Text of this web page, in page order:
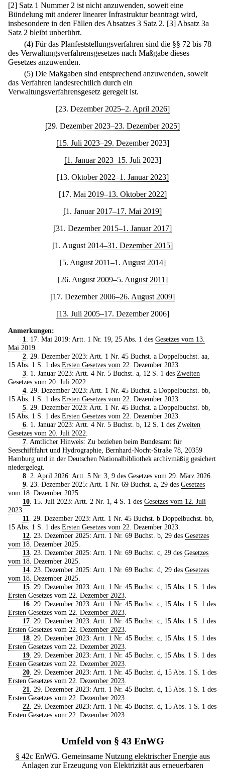
[2] Satz 1 Nummer 2 ist nicht anzuwenden, soweit eine
Bündelung mit anderer linearer Infrastruktur beantragt wird,
insbesondere in den Fällen des Absatzes 3 Satz 2. [3] Absatz 3a
Satz 2 bleibt unberührt.
(4) Für das Planfeststellungsverfahren sind die §§ 72 bis 78
des Verwaltungsverfahrensgesetzes nach Maßgabe dieses
Gesetzes anzuwenden.
(5) Die Maßgaben sind entsprechend anzuwenden, soweit
das Verfahren landesrechtlich durch ein
Verwaltungsverfahrensgesetz geregelt ist.
[23. Dezember 2025–2. April 2026]
[29. Dezember 2023–23. Dezember 2025]
[15. Juli 2023–29. Dezember 2023]
[1. Januar 2023–15. Juli 2023]
[13. Oktober 2022–1. Januar 2023]
[17. Mai 2019–13. Oktober 2022]
[1. Januar 2017–17. Mai 2019]
[31. Dezember 2015–1. Januar 2017]
[1. August 2014–31. Dezember 2015]
[5. August 2011–1. August 2014]
[26. August 2009–5. August 2011]
[17. Dezember 2006–26. August 2009]
[13. Juli 2005–17. Dezember 2006]
Anmerkungen:
1. 17. Mai 2019: Artt. 1 Nr. 19, 25 Abs. 1 des Gesetzes vom 13.
Mai 2019.
2. 29. Dezember 2023: Artt. 1 Nr. 45 Buchst. a Doppelbuchst. aa,
15 Abs. 1 S. 1 des Ersten Gesetzes vom 22. Dezember 2023.
3. 1. Januar 2023: Artt. 4 Nr. 5 Buchst. a, 12 S. 1 des Zweiten
Gesetzes vom 20. Juli 2022.
4. 29. Dezember 2023: Artt. 1 Nr. 45 Buchst. a Doppelbuchst. bb,
15 Abs. 1 S. 1 des Ersten Gesetzes vom 22. Dezember 2023.
5. 29. Dezember 2023: Artt. 1 Nr. 45 Buchst. a Doppelbuchst. bb,
15 Abs. 1 S. 1 des Ersten Gesetzes vom 22. Dezember 2023.
6. 1. Januar 2023: Artt. 4 Nr. 5 Buchst. b, 12 S. 1 des Zweiten
Gesetzes vom 20. Juli 2022.
7. Amtlicher Hinweis: Zu beziehen beim Bundesamt für
Seeschifffahrt und Hydrographie, Bernhard-Nocht-Straße 78, 20359
Hamburg und in der Deutschen Nationalbibliothek archivmäßig gesichert
niedergelegt.
8. 2. April 2026: Artt. 5 Nr. 3, 9 des Gesetzes vom 29. März 2026.
9. 23. Dezember 2025: Artt. 1 Nr. 69 Buchst. a, 29 des Gesetzes
vom 18. Dezember 2025.
10. 15. Juli 2023: Artt. 2 Nr. 1, 4 S. 1 des Gesetzes vom 12. Juli
2023.
11. 29. Dezember 2023: Artt. 1 Nr. 45 Buchst. b Doppelbuchst. bb,
15 Abs. 1 S. 1 des Ersten Gesetzes vom 22. Dezember 2023.
12. 23. Dezember 2025: Artt. 1 Nr. 69 Buchst. b, 29 des Gesetzes
vom 18. Dezember 2025.
13. 23. Dezember 2025: Artt. 1 Nr. 69 Buchst. c, 29 des Gesetzes
vom 18. Dezember 2025.
14. 23. Dezember 2025: Artt. 1 Nr. 69 Buchst. d, 29 des Gesetzes
vom 18. Dezember 2025.
15. 29. Dezember 2023: Artt. 1 Nr. 45 Buchst. c, 15 Abs. 1 S. 1 des
Ersten Gesetzes vom 22. Dezember 2023.
16. 29. Dezember 2023: Artt. 1 Nr. 45 Buchst. c, 15 Abs. 1 S. 1 des
Ersten Gesetzes vom 22. Dezember 2023.
17. 29. Dezember 2023: Artt. 1 Nr. 45 Buchst. c, 15 Abs. 1 S. 1 des
Ersten Gesetzes vom 22. Dezember 2023.
18. 29. Dezember 2023: Artt. 1 Nr. 45 Buchst. c, 15 Abs. 1 S. 1 des
Ersten Gesetzes vom 22. Dezember 2023.
19. 29. Dezember 2023: Artt. 1 Nr. 45 Buchst. c, 15 Abs. 1 S. 1 des
Ersten Gesetzes vom 22. Dezember 2023.
20. 29. Dezember 2023: Artt. 1 Nr. 45 Buchst. d, 15 Abs. 1 S. 1 des
Ersten Gesetzes vom 22. Dezember 2023.
21. 29. Dezember 2023: Artt. 1 Nr. 45 Buchst. d, 15 Abs. 1 S. 1 des
Ersten Gesetzes vom 22. Dezember 2023.
22. 29. Dezember 2023: Artt. 1 Nr. 45 Buchst. d, 15 Abs. 1 S. 1 des
Ersten Gesetzes vom 22. Dezember 2023.
Umfeld von § 43 EnWG
§ 42c EnWG. Gemeinsame Nutzung elektrischer Energie aus
Anlagen zur Erzeugung von Elektrizität aus erneuerbaren